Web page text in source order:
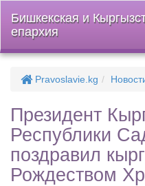
Бишкекская и
епархия
Pravoslavie.kg
Президент
Республики
поздравил
Рождеством